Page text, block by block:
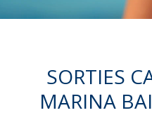
SORTIES
MARINA